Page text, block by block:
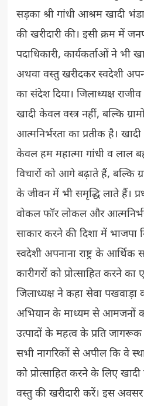
सड़का श्री गांधी आश्रम खादी
की खरीदारी की। इसी क्रम में
पदाधिकारी, कार्यकर्ताओं ने भी
अथवा वस्तु खरीदकर स्वदेशी
का संदेश दिया। जिलाध्यक्ष
खादी केवल वस्त्र नहीं, बल्कि
आत्मनिर्भरता का प्रतीक है।
केवल हम महात्मा गांधी व लाल
विचारों को आगे बढ़ाते हैं, बल्कि
के जीवन में भी समृद्धि लाते हैं।
वोकल फॉर लोकल और
साकार करने की दिशा में भाजपा
स्वदेशी अपनाना राष्ट्र के
कारीगरों को प्रोत्साहित करने का
जिलाध्यक्ष ने कहा सेवा पखवाड़ा
अभियान के माध्यम से आमजनों
उत्पादों के महत्व के प्रति जागरूक
सभी नागरिकों से अपील कि वे
को प्रोत्साहित करने के लिए
वस्तु की खरीदारी करें। इस